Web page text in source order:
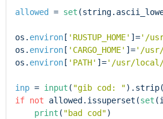
allowed = set
os. environ[ 'RUSTUP_HOME' ] ='/
os. environ[ 'CARGO_HOME' ] ='/usr/
os. environ[ 'PATH' ] ='/usr/local/
inp = input ( "gib cod: "
if not allowed.issuperset(set
print ( "bad cod")